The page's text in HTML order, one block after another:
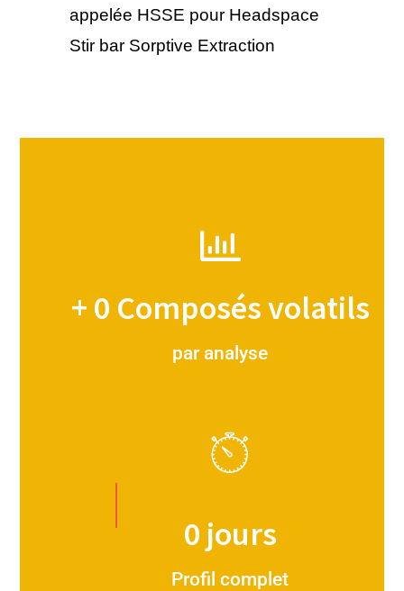
appelée HSSE pour Headspace
Stir bar Sorptive Extraction
+ 0 Composés volatils
par analyse
0 jours
Profil complet